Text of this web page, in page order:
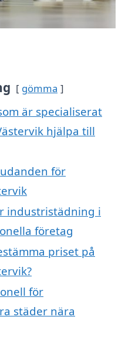
gömma
är specialiserat
hjälpa till
för
industristädning i
företag
priset på
för
städer nära